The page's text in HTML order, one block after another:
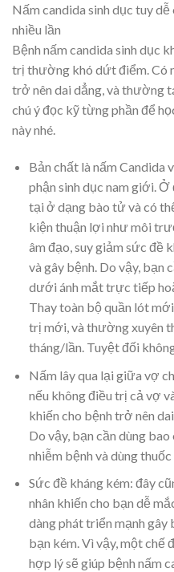
Nấm candida sinh dục tuy
nhiều lần
Bệnh nấm candida sinh dục
trị thường khó dứt điểm. Có
trở nên dai dẳng, và thường
chú ý đọc kỹ từng phần để
này nhé.
Bản chất là nấm Candida
phận sinh dục nam giới.
tại ở dạng bào tử và có
kiện thuận lợi như môi
âm đạo, suy giảm sức đề
và gây bệnh. Do vậy, bạn
dưới ánh mắt trực tiếp
Thay toàn bộ quần lót
trị mới, và thường xuyên
tháng/lần. Tuyệt đối
Nấm lây qua lại giữa vợ
nếu không điều trị cả vợ
khiến cho bệnh trở nên
Do vậy, bạn cần dùng
nhiễm bệnh và dùng
Sức đề kháng kém: đây
nhân khiến cho bạn dễ
dàng phát triển mạnh gây
bạn kém. Vì vậy, một chế
hợp lý sẽ giúp bệnh nấm